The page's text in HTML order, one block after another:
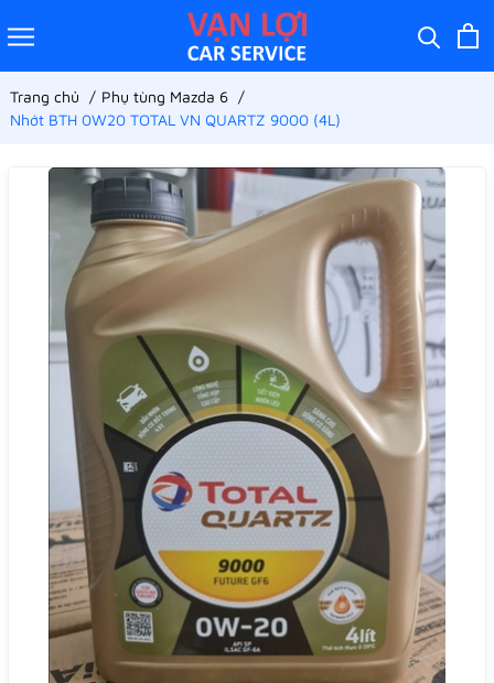
Trang chủ
Phụ tùng Mazda 6
Nhớt BTH 0W20 TOTAL VN QUARTZ 9000 (4L)